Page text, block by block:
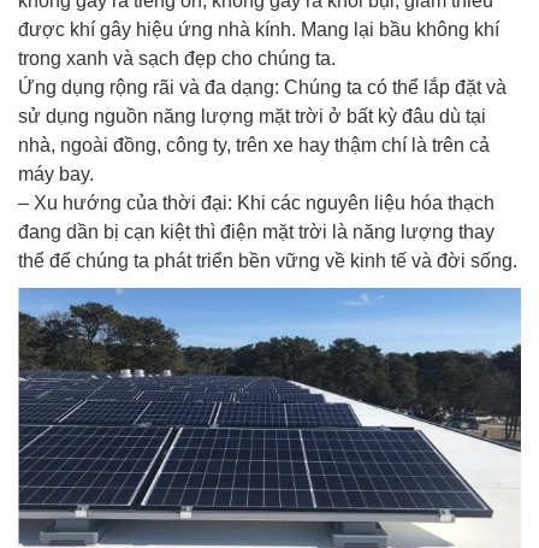
được khí gây hiệu ứng nhà kính. Mang lại bầu không khí
trong xanh và sạch đẹp cho chúng ta.
Ứng dụng rộng rãi và đa dạng: Chúng ta có thể lắp đặt và
sử dụng nguồn năng lượng mặt trời ở bất kỳ đâu dù tại
nhà, ngoài đồng, công ty, trên xe hay thậm chí là trên cả
máy bay.
– Xu hướng của thời đại: Khi các nguyên liệu hóa thạch
đang dần bị cạn kiệt thì điện mặt trời là năng lượng thay
thể để chúng ta phát triển bền vững về kinh tế và đời sống.